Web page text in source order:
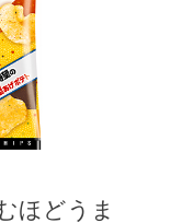
ほどうま